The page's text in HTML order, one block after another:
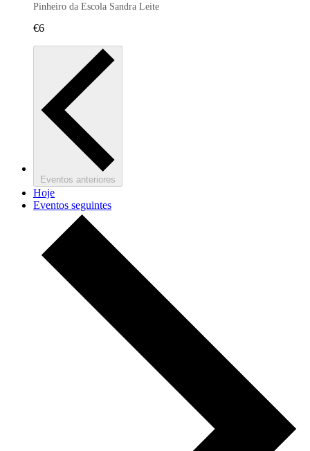
Pinheiro da Escola Sandra Leite
€6
Eventos anteriores
Hoje
Eventos seguintes